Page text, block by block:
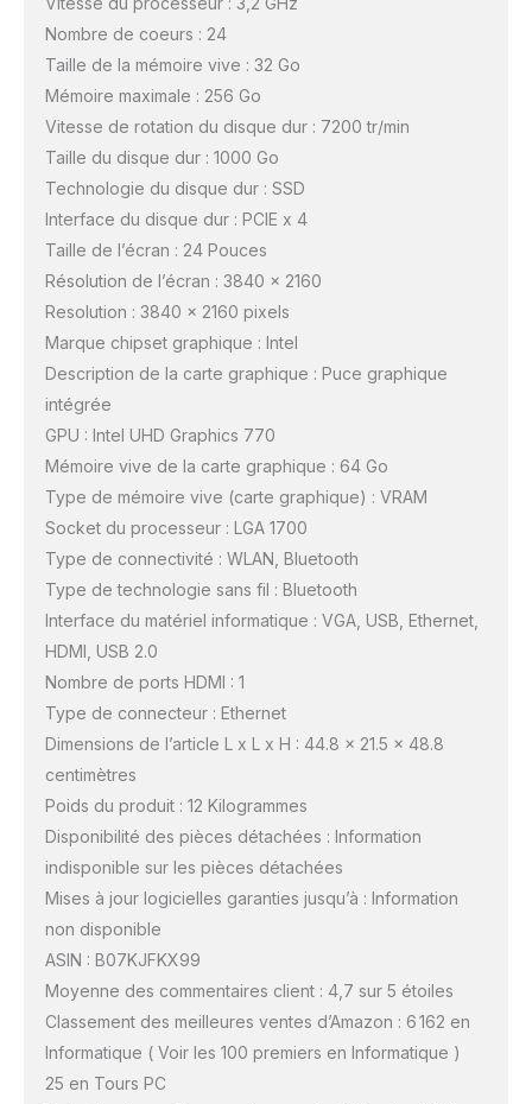
Nombre de coeurs : 24
Taille de la mémoire vive : 32 Go
Mémoire maximale : 256 Go
Vitesse de rotation du disque dur : 7200 tr/min
Taille du disque dur : 1000 Go
Technologie du disque dur : SSD
Interface du disque dur : PCIE x 4
Taille de l’écran : 24 Pouces
Résolution de l’écran : 3840 x 2160
Resolution : 3840 x 2160 pixels
Marque chipset graphique : Intel
Description de la carte graphique : Puce graphique
intégrée
GPU : Intel UHD Graphics 770
Mémoire vive de la carte graphique : 64 Go
Type de mémoire vive (carte graphique) : VRAM
Socket du processeur : LGA 1700
Type de connectivité : WLAN, Bluetooth
Type de technologie sans fil : Bluetooth
Interface du matériel informatique : VGA, USB, Ethernet,
HDMI, USB 2.0
Nombre de ports HDMI : 1
Type de connecteur : Ethernet
Dimensions de l’article L x L x H : 44.8 x 21.5 x 48.8
centimètres
Poids du produit : 12 Kilogrammes
Disponibilité des pièces détachées : Information
indisponible sur les pièces détachées
Mises à jour logicielles garanties jusqu’à : Information
non disponible
ASIN : B07KJFKX99
Moyenne des commentaires client : 4,7 sur 5 étoiles
Classement des meilleures ventes d’Amazon : 6 162 en
Informatique ( Voir les 100 premiers en Informatique )
25 en Tours PC